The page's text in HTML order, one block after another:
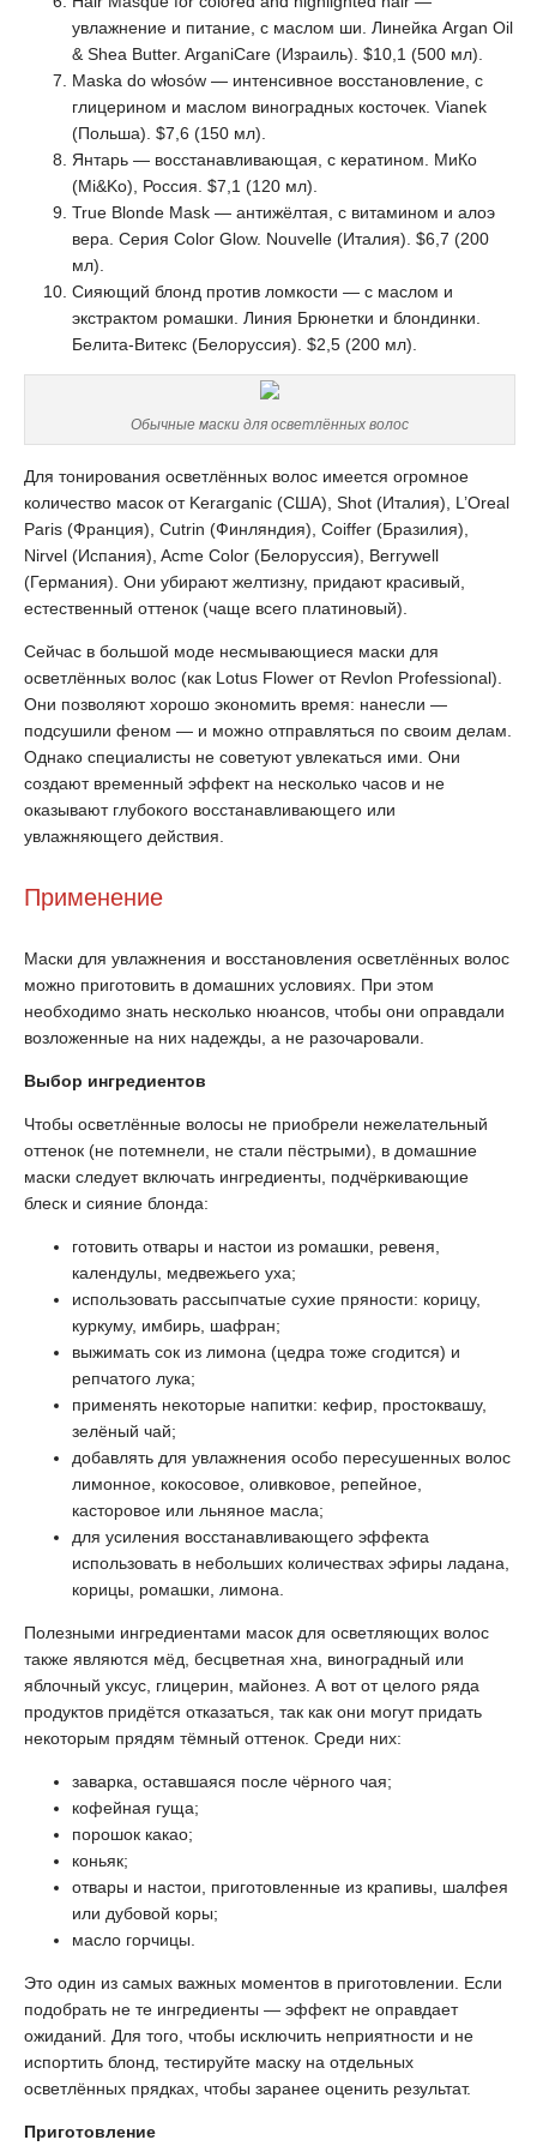
увлажнение и питание, с маслом ши. Линейка Argan Oil
& Shea Butter. ArganiCare (Израиль). $10,1 (500 мл).
Maska do włosów — интенсивное восстановление, с
глицерином и маслом виноградных косточек. Vianek
(Польша). $7,6 (150 мл).
Янтарь — восстанавливающая, с кератином. МиКо
(Mi&Ko), Россия. $7,1 (120 мл).
True Blonde Mask — антижёлтая, с витамином и алоэ
вера. Серия Color Glow. Nouvelle (Италия). $6,7 (200
мл).
Сияющий блонд против ломкости — с маслом и
экстрактом ромашки. Линия Брюнетки и блондинки.
Белита-Витекс (Белоруссия). $2,5 (200 мл).
Обычные маски для осветлённых волос
Для тонирования осветлённых волос имеется огромное
количество масок от Kerarganic (США), Shot (Италия), L’Oreal
Paris (Франция), Cutrin (Финляндия), Coiffer (Бразилия),
Nirvel (Испания), Acme Color (Белоруссия), Berrywell
(Германия). Они убирают желтизну, придают красивый,
естественный оттенок (чаще всего платиновый).
Сейчас в большой моде несмывающиеся маски для
осветлённых волос (как Lotus Flower от Revlon Professional).
Они позволяют хорошо экономить время: нанесли —
подсушили феном — и можно отправляться по своим делам.
Однако специалисты не советуют увлекаться ими. Они
создают временный эффект на несколько часов и не
оказывают глубокого восстанавливающего или
увлажняющего действия.
Применение
Маски для увлажнения и восстановления осветлённых волос
можно приготовить в домашних условиях. При этом
необходимо знать несколько нюансов, чтобы они оправдали
возложенные на них надежды, а не разочаровали.
Выбор ингредиентов
Чтобы осветлённые волосы не приобрели нежелательный
оттенок (не потемнели, не стали пёстрыми), в домашние
маски следует включать ингредиенты, подчёркивающие
блеск и сияние блонда:
готовить отвары и настои из ромашки, ревеня,
календулы, медвежьего уха;
использовать рассыпчатые сухие пряности: корицу,
куркуму, имбирь, шафран;
выжимать сок из лимона (цедра тоже сгодится) и
репчатого лука;
применять некоторые напитки: кефир, простоквашу,
зелёный чай;
добавлять для увлажнения особо пересушенных волос
лимонное, кокосовое, оливковое, репейное,
касторовое или льняное масла;
для усиления восстанавливающего эффекта
использовать в небольших количествах эфиры ладана,
корицы, ромашки, лимона.
Полезными ингредиентами масок для осветляющих волос
также являются мёд, бесцветная хна, виноградный или
яблочный уксус, глицерин, майонез. А вот от целого ряда
продуктов придётся отказаться, так как они могут придать
некоторым прядям тёмный оттенок. Среди них:
заварка, оставшаяся после чёрного чая;
кофейная гуща;
порошок какао;
коньяк;
отвары и настои, приготовленные из крапивы, шалфея
или дубовой коры;
масло горчицы.
Это один из самых важных моментов в приготовлении. Если
подобрать не те ингредиенты — эффект не оправдает
ожиданий. Для того, чтобы исключить неприятности и не
испортить блонд, тестируйте маску на отдельных
осветлённых прядках, чтобы заранее оценить результат.
Приготовление